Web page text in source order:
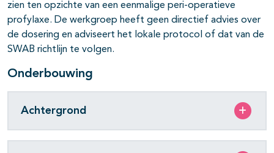
zien ten opzichte van een eenmalige peri-operatieve
profylaxe. De werkgroep heeft geen directief advies over
de dosering en adviseert het lokale protocol of dat van de
SWAB richtlijn te volgen.
Onderbouwing
Achtergrond